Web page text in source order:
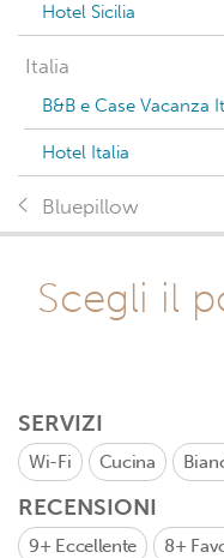
Hotel Sicilia
Italia
B&B e Case Vacanza
Hotel Italia
Bluepillow
Scegli il
SERVIZI
Wi-Fi Cucina
RECENSIONI
9+ Eccellente 8+